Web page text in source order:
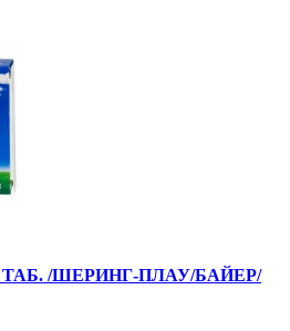
/ШЕРИНГ-ПЛАУ/БАЙЕР/